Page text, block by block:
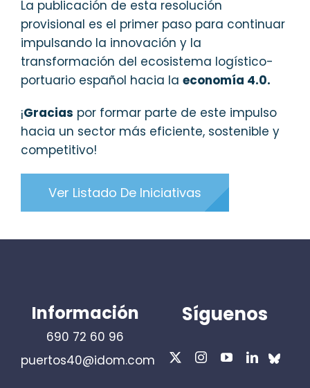
La publicación de esta resolución
provisional es el primer paso para continuar
impulsando la innovación y la
transformación del ecosistema logístico-
portuario español hacia la economía 4.0.
¡Gracias por formar parte de este impulso
hacia un sector más eficiente, sostenible y
competitivo!
Ver Listado De Iniciativas
Información
690 72 60 96
puertos40@idom.com
Síguenos